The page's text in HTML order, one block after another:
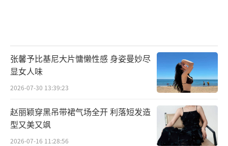
人，所以他是处于一个非常灰色的地带，讲道
义又行事灵活。”作为预审的郭涛，谈到潘江
海这个角色说道：“大喷子跟那哥俩不太一
样，他更多是靠智谋，更多是靠一些缜密心
思，灵敏的办案嗅觉和诡辩的头脑。”三位老
戏骨的精湛演技使得现场观众无不被三叉戟之
张馨予比基尼大片慵懒性感 身姿曼妙尽
显女人味
2026-07-30 13:39:23
赵丽颖穿黑吊带裙气场全开 利落短发造
型又美又飒
2026-07-16 11:28:56